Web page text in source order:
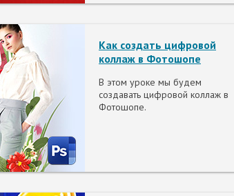
Как создать цифровой
коллаж в Фотошопе
В этом уроке мы будем
создавать цифровой коллаж в
Фотошопе.